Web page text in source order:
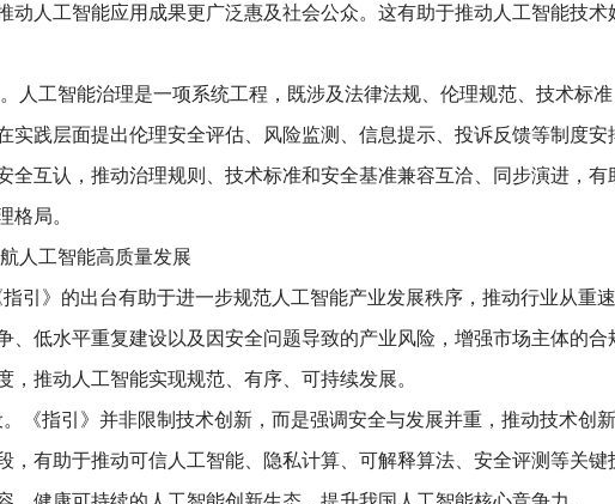
引》要求建立必要的应急处置与人工干预机制，防范人工智
制，实现责任追溯。这些措施有助于提升人工智能风险治理能
《指引》坚持以人为本、智能向善的理念，强调人工智能应服
均等和普惠共享，关注未成年人、老年人、残障人士等重点群
，推动人工智能应用成果更广泛惠及社会公众。这有助于推动
系。人工智能治理是一项系统工程，既涉及法律法规、伦理规
，在实践层面提出伦理安全 评估、风险监测、信息提示、投诉
治理格局。
护航人工智能高质量发展